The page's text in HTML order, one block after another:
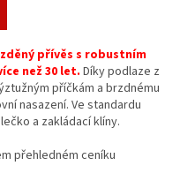
přívěs s robustním
než 30 let. Díky podlaze z
příčkám a brzdnému
nasazení. Ve standardu
a zakládací klíny.
přehledném ceníku